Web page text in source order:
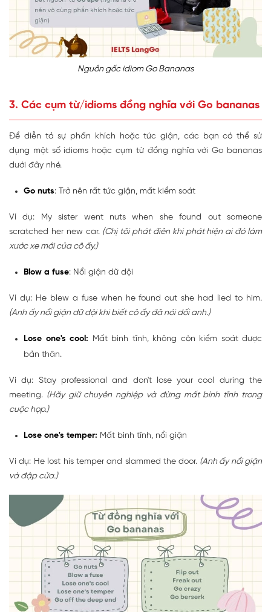
Nguồn gốc idiom Go Bananas
3. Các cụm từ/idioms đồng nghĩa với Go bananas
Để diễn tả sự phấn khích hoặc tức giận, các bạn có thể sử
dụng một số idioms hoặc cụm từ đồng nghĩa với Go bananas
dưới đây nhé.
Go nuts: Trở nên rất tức giận, mất kiểm soát
Ví dụ: My sister went nuts when she found out someone
scratched her new car. (Chị tôi phát điên khi phát hiện ai đó làm
xước xe mới của cô ấy.)
Blow a fuse: Nổi giận dữ dội
Ví dụ: He blew a fuse when he found out she had lied to him.
(Anh ấy nổi giận dữ dội khi biết cô ấy đã nói dối anh.)
Lose one's cool: Mất bình tĩnh, không còn kiểm soát được
bản thân.
Ví dụ: Stay professional and don't lose your cool during the
meeting. (Hãy giữ chuyên nghiệp và đừng mất bình tĩnh trong
cuộc họp.)
Lose one's temper: Mất bình tĩnh, nổi giận
Ví dụ: He lost his temper and slammed the door. (Anh ấy nổi giận
và đập cửa.)